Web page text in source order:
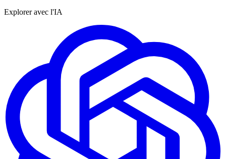
Explorer avec l'IA